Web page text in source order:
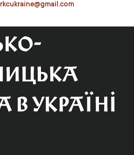
rkcukraine@gmail.com